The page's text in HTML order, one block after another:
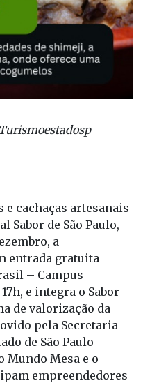
e cachaças artesanais
Sabor de São Paulo,
a
entrada gratuita
– Campus
e integra o Sabor
de valorização da
pela Secretaria
de São Paulo
Mundo Mesa e o
empreendedores